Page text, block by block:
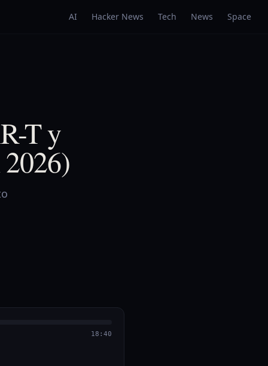
AI Hacker News Tech News Space
T y
18:40